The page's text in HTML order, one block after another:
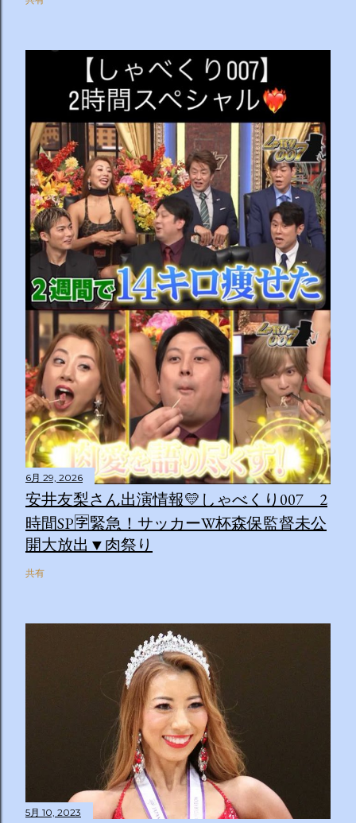
6月 29, 2026
安井友梨さん出演情報💛しゃべくり007 2
時間SP🈑緊急！サッカーW杯森保監督未公
開大放出▼肉祭り
共有
5月 10, 2023